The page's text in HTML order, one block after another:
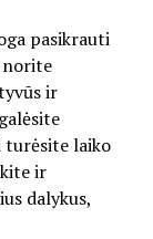
pasikrauti
norite
ir
laiko
ir
dalykus,